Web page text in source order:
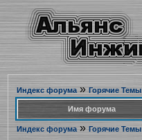
Индекс форума» Горячие Темы
Имя форума
Индекс форума» Горячие Темы